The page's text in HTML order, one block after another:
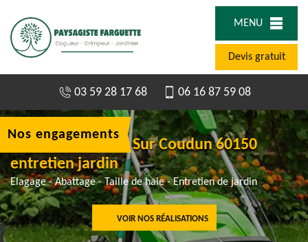
MENU
Devis gratuit
03 59 28 17 68 06 16 87 59 08
Jardinier à Villers Sur Coudun 60150
entretien jardin
Elagage - Abattage - Taille de haie - Entretien de jardin
VOIR NOS RÉALISATIONS
Nos engagements